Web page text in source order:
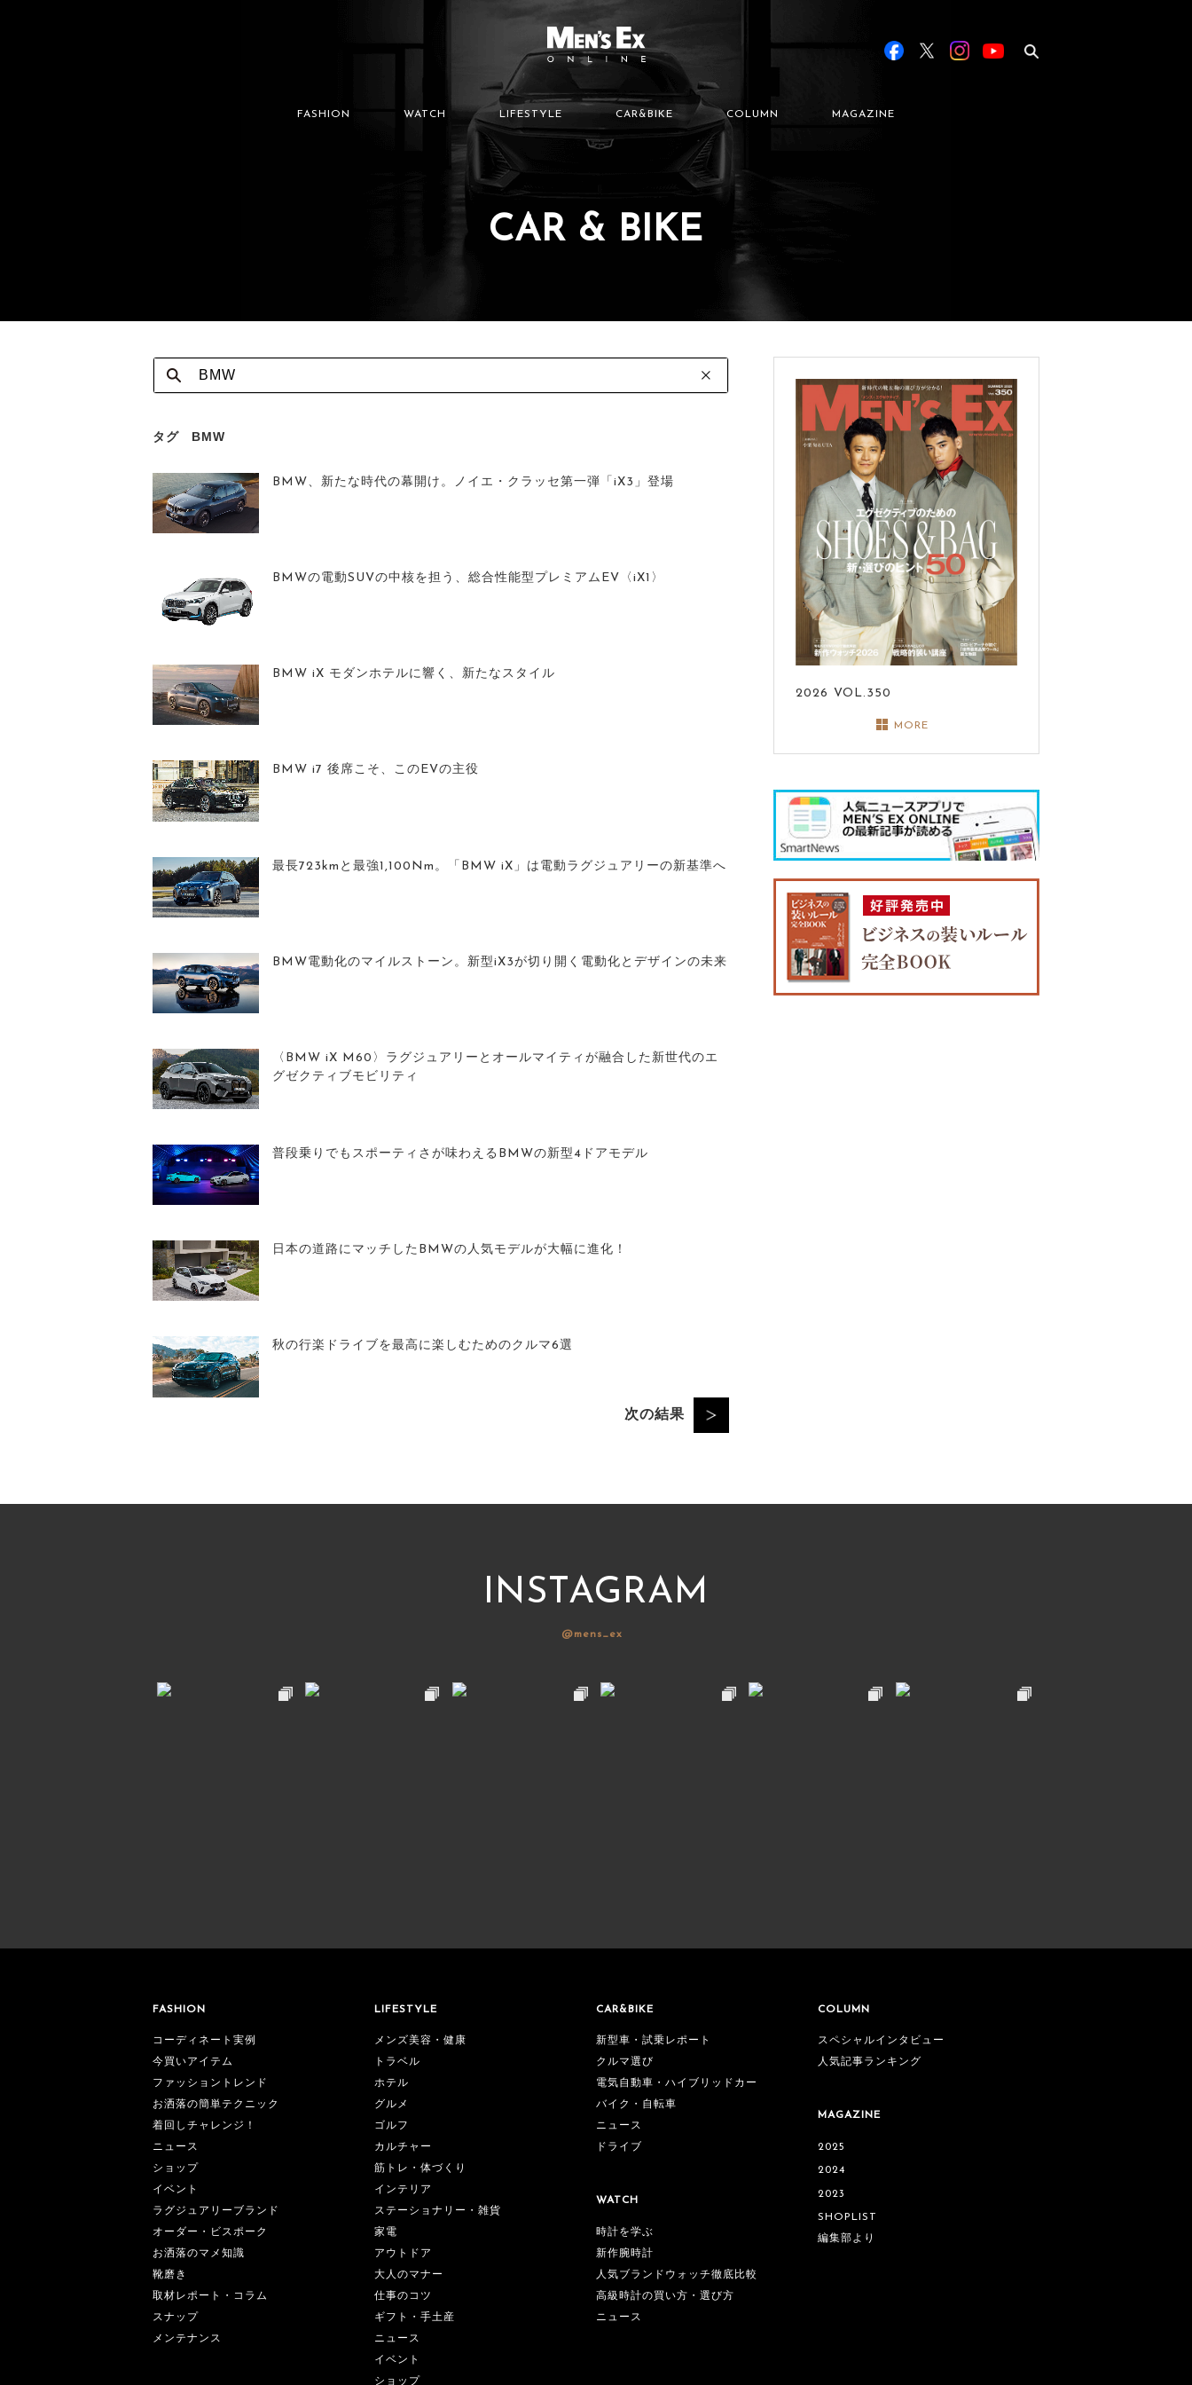
FASHION WATCH LIFESTYLE CAR&BIKE COLUMN MAGAZINE
CAR & BIKE
タグ BMW
BMW、新たな時代の幕開け。ノイエ・クラッセ第一弾「iX3」登場
BMWの電動SUVの中核を担う、総合性能型プレミアムEV〈iX1〉
BMW iX モダンホテルに響く、新たなスタイル
BMW i7 後席こそ、このEVの主役
最長723kmと最強1,100Nm。「BMW iX」は電動ラグジュアリーの新基準へ
BMW電動化のマイルストーン。新型iX3が切り開く電動化とデザインの未来
〈BMW iX M60〉ラグジュアリーとオールマイティが融合した新世代のエ
グゼクティブモビリティ
普段乗りでもスポーティさが味わえるBMWの新型4ドアモデル
日本の道路にマッチしたBMWの人気モデルが大幅に進化！
秋の行楽ドライブを最高に楽しむためのクルマ6選
次の結果
2026 VOL.350
MORE
INSTAGRAM
@mens_ex
FASHION
コーディネート実例
今買いアイテム
ファッショントレンド
お洒落の簡単テクニック
着回しチャレンジ！
ニュース
ショップ
イベント
ラグジュアリーブランド
オーダー・ビスポーク
お洒落のマメ知識
靴磨き
取材レポート・コラム
スナップ
メンテナンス
LIFESTYLE
メンズ美容・健康
トラベル
ホテル
グルメ
ゴルフ
カルチャー
筋トレ・体づくり
インテリア
ステーショナリー・雑貨
家電
アウトドア
大人のマナー
仕事のコツ
ギフト・手土産
ニュース
イベント
ショップ
CAR&BIKE
新型車・試乗レポート
クルマ選び
電気自動車・ハイブリッドカー
バイク・自転車
ニュース
ドライブ
WATCH
時計を学ぶ
新作腕時計
人気ブランドウォッチ徹底比較
高級時計の買い方・選び方
ニュース
COLUMN
スペシャルインタビュー
人気記事ランキング
MAGAZINE
2025
2024
2023
SHOPLIST
編集部より